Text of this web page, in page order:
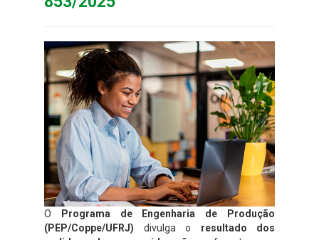
O
Programa de Engenharia de Produção
(PEP/Coppe/UFRJ) divulga o resultado dos